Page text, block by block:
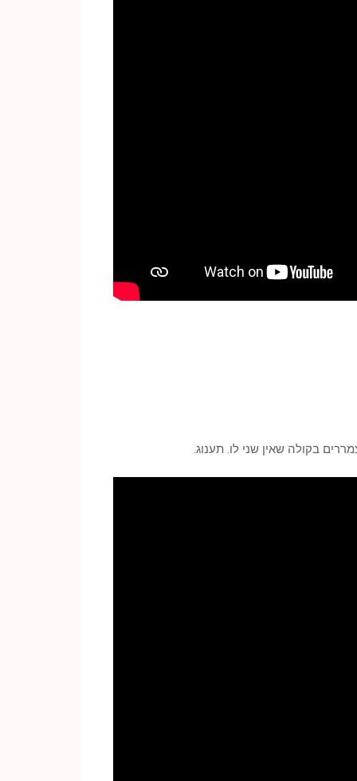
בקולה שאין שני לו. תענוג.